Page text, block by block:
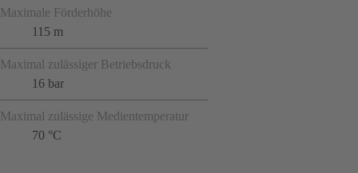
Maximale Förderhöhe
115 m
Maximal zulässiger Betriebsdruck
16 bar
Maximal zulässige Medientemperatur
70 °C